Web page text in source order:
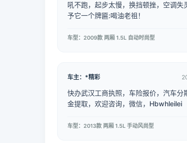
吼不跑，起步太慢，换挡顿挫，空调失
予它一个牌匾:喝油老祖！
车型：2009款 两厢 1.5L 自动时尚型
车主：*精彩
快办武汉工商执照，车险报价，汽车分
金提取，欢迎咨询，微信，Hbwhleilei
车型：2013款 两厢 1.5L 手动风尚型